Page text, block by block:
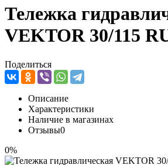
Тележка
VEKTOR 30/115
Поделиться
Описание
Характеристики
Наличие в магазинах
Отзывы0
0%